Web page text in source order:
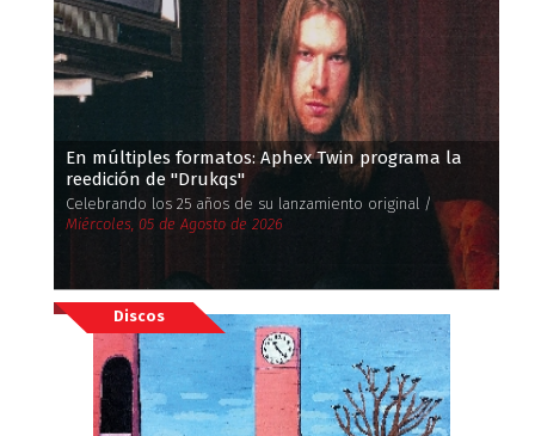
En múltiples formatos: Aphex Twin programa la
reedición de ''Drukqs''
Celebrando los 25 años de su lanzamiento original /
Miércoles, 05 de Agosto de 2026
Discos